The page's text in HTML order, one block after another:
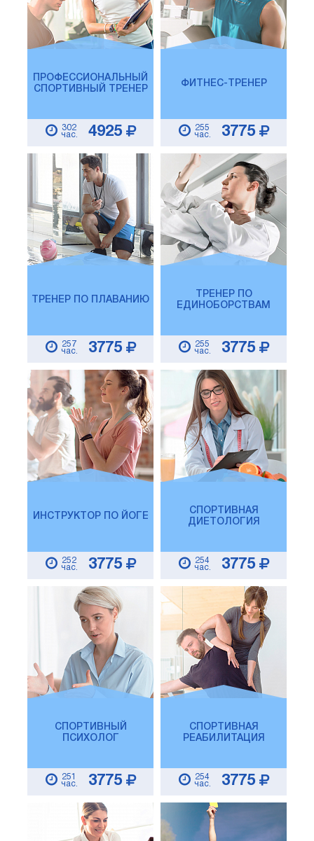
ПРОФЕССИОНАЛЬНЫЙ
СПОРТИВНЫЙ ТРЕНЕР
302
час.
4925
ФИТНЕС-ТРЕНЕР
255
час.
3775
ТРЕНЕР ПО ПЛАВАНИЮ
257
час.
3775
ТРЕНЕР ПО
ЕДИНОБОРСТВАМ
255
час.
3775
ИНСТРУКТОР ПО ЙОГЕ
252
час.
3775
СПОРТИВНАЯ
ДИЕТОЛОГИЯ
254
час.
3775
СПОРТИВНЫЙ
ПСИХОЛОГ
251
час.
3775
СПОРТИВНАЯ
РЕАБИЛИТАЦИЯ
254
час.
3775